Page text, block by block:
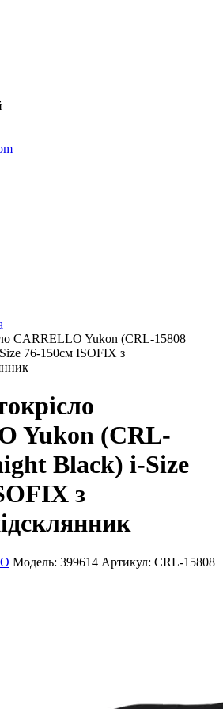
CARRELLO Yukon (CRL-15808
76-150см ISOFIX з
Yukon (CRL-
Black) i-Size
з
Модель: 399614 Артикул: CRL-15808